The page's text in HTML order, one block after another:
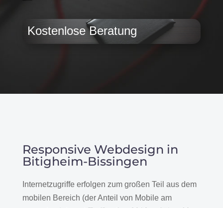
Kostenlose Beratung
Responsive Webdesign in
Bitigheim-Bissingen
Internetzugriffe erfolgen zum großen Teil aus dem
mobilen Bereich (der Anteil von Mobile am